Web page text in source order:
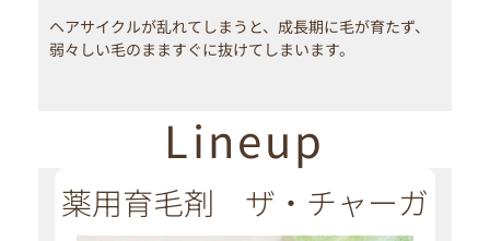
ヘアサイクルが乱れてしまうと、成長期に毛が育たず、
弱々しい毛のまますぐに抜けてしまいます。
Lineup
薬用育毛剤 ザ・チャーガ